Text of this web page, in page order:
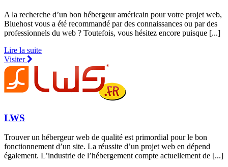
A la recherche d’un bon hébergeur américain pour votre projet web,
Bluehost vous a été recommandé par des connaissances ou par des
professionnels du web ? Toutefois, vous hésitez encore puisque [...]
Lire la suite
Visiter
LWS
Trouver un hébergeur web de qualité est primordial pour le bon
fonctionnement d’un site. La réussite d’un projet web en dépend
également. L’industrie de l’hébergement compte actuellement de [...]